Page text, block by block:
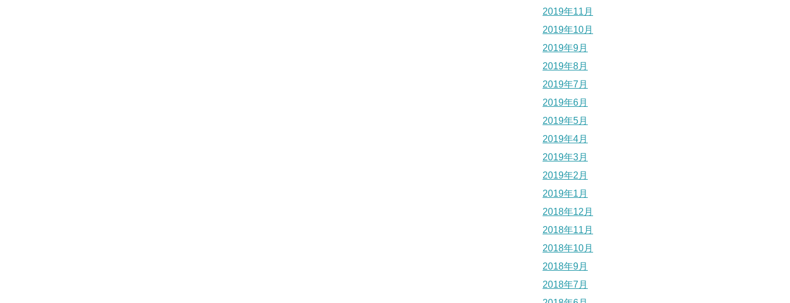
2019年11月
2019年10月
2019年9月
2019年8月
2019年7月
2019年6月
2019年5月
2019年4月
2019年3月
2019年2月
2019年1月
2018年12月
2018年11月
2018年10月
2018年9月
2018年7月